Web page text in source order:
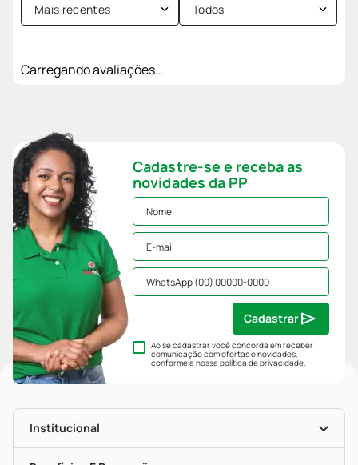
Mais recentes Todos
Carregando avaliações…
Cadastre-se e receba as
novidades da PP
Ao se cadastrar você concorda em receber
comunicação com ofertas e novidades,
conforme a nossapolítica de privacidade.
Cadastrar
Institucional
História